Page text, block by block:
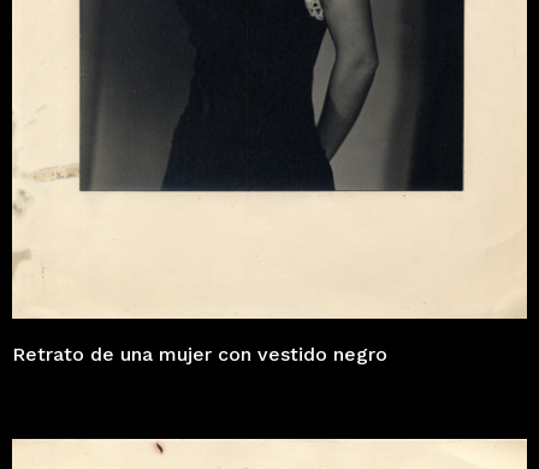
Retrato de una mujer con vestido negro